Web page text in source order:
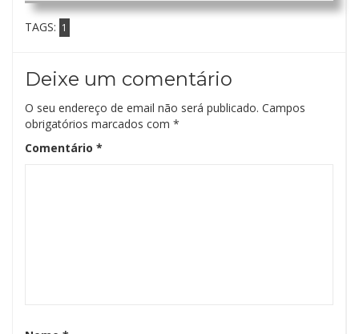
TAGS: 1
Deixe um comentário
O seu endereço de email não será publicado. Campos
obrigatórios marcados com *
Comentário *